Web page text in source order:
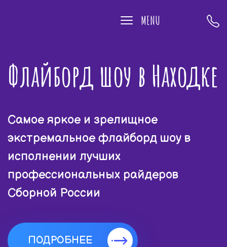
MENU
Флайборд шоу в Находке
Самое яркое и зрелищное
экстремальное флайборд шоу в
исполнении лучших
профессиональных райдеров
Сборной России
ПОДРОБНЕЕ